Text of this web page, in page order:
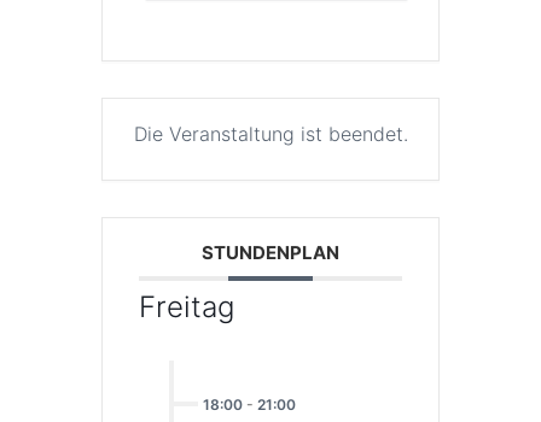
Die Veranstaltung ist beendet.
STUNDENPLAN
Freitag
18:00 - 21:00